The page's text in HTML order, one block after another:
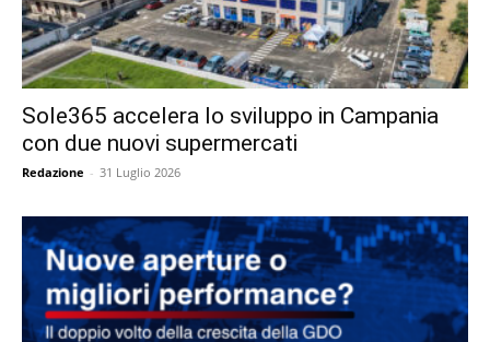
Sole365 accelera lo sviluppo in Campania
con due nuovi supermercati
Redazione - 31 Luglio 2026